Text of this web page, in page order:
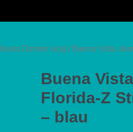
Damen lang / Buena Vista
Buena
Florida-Z
– blau